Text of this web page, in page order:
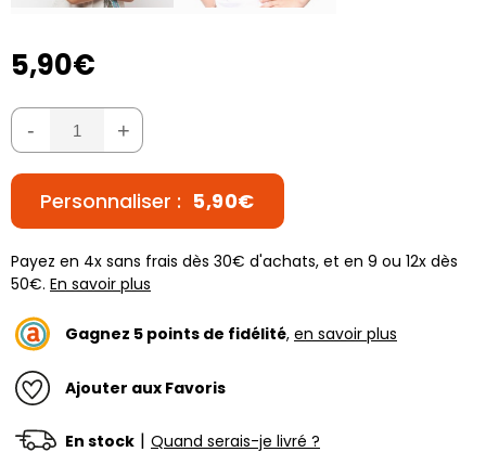
5,90€
- +
Personnaliser : 5,90€
Payez en 4x sans frais dès 30€ d'achats, et en 9 ou 12x dès
50€. En savoir plus
Gagnez 5 points de fidélité, en savoir plus
Ajouter aux Favoris
En stock | Quand serais-je livré ?